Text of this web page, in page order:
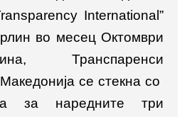
International”
во месец Октомври
Транспаренси
се стекна со
за наредните три